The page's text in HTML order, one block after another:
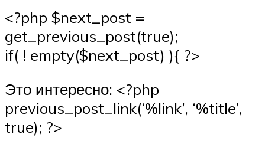
<?php $next_post =
get_previous_post(true);
if( ! empty($next_post) ){ ?>
Это интересно: <?php
previous_post_link(‘%link’, ‘%title’,
true); ?>